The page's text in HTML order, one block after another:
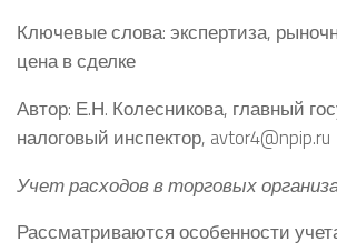
Ключевые слова: экспертиза,
цена в сделке
Автор: Е.Н. Колесникова, главный
налоговый инспектор, avtor4@npip.ru
Учет расходов в торговых
Рассматриваются особенности